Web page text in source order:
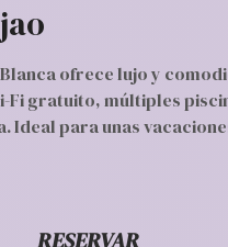
Blanca ofrece lujo y
Fi gratuito, múltiples
Ideal para unas
RESERVAR